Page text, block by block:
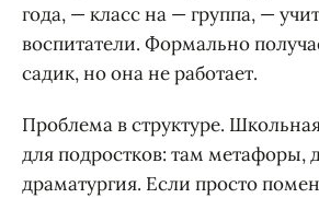
года, — класс на — группа, —
воспитатели. Формально
садик, но она не работает.
Проблема в структуре.
для подростков: там
драматургия. Если просто